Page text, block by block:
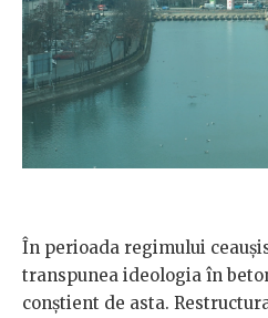
În perioada regimului
transpunea ideologia în
conștient de asta.